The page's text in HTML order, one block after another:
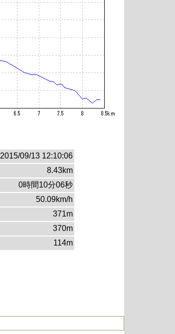
2015/09/13 12:10:06
8.43km
0時間10分06秒
50.09km/h
371m
370m
114m